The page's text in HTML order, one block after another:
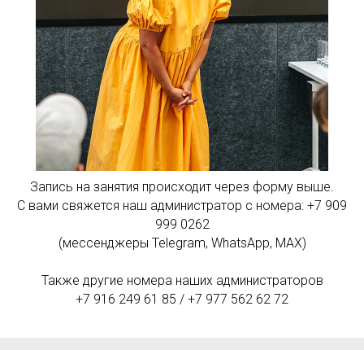
Запись на занятия происходит через форму выше.
С вами свяжется наш администратор с номера: +7 909
999 0262
(мессенджеры Telegram, WhatsApp, MAX)
Также другие номера наших администраторов
+7 916 249 61 85 / +7 977 562 62 72